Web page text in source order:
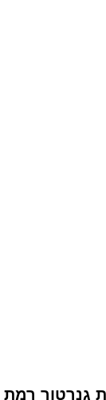
גנרטור